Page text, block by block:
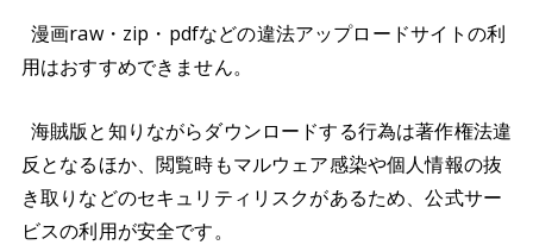
漫画raw・zip・pdfなどの違法アップロードサイトの利
用はおすすめできません。
海賊版と知りながらダウンロードする行為は著作権法違
反となるほか、閲覧時もマルウェア感染や個人情報の抜
き取りなどのセキュリティリスクがあるため、公式サー
ビスの利用が安全です。